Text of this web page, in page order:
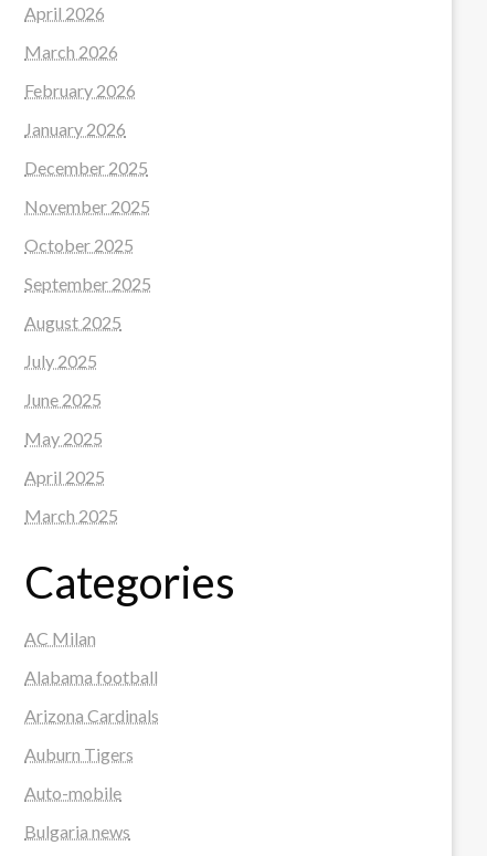
April 2026
March 2026
February 2026
January 2026
December 2025
November 2025
October 2025
September 2025
August 2025
July 2025
June 2025
May 2025
April 2025
March 2025
Categories
AC Milan
Alabama football
Arizona Cardinals
Auburn Tigers
Auto-mobile
Bulgaria news